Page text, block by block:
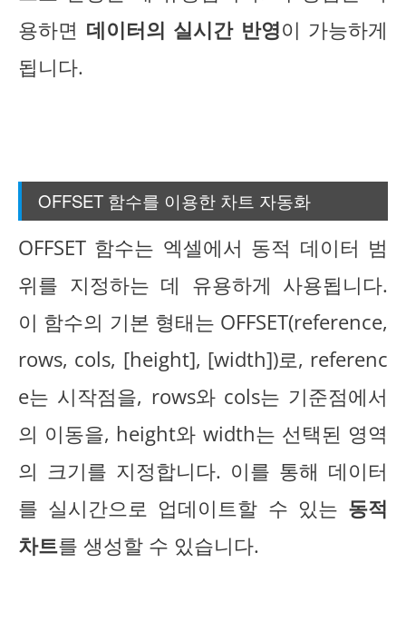
용하면 데이터의 실시간 반영이 가능하게
됩니다.
OFFSET 함수를 이용한 차트 자동화
OFFSET 함수는 엑셀에서 동적 데이터 범
위를 지정하는 데 유용하게 사용됩니다.
이 함수의 기본 형태는 OFFSET(reference,
rows, cols, [height], [width])로, referenc
e는 시작점을, rows와 cols는 기준점에서
의 이동을, height와 width는 선택된 영역
의 크기를 지정합니다. 이를 통해 데이터
를 실시간으로 업데이트할 수 있는 동적
차트를 생성할 수 있습니다.